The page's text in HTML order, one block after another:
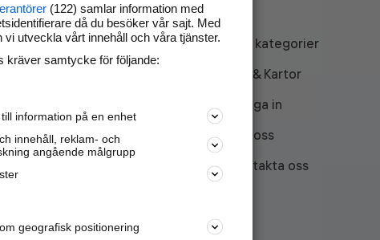
Marknadsför företaget på
nya kunder och
samarbetspartners nära dig.
Läs mer här
Alla kategorier
API & Kartor
Logga in
Om oss
Kontakta oss
(122) samlar information med
då du besöker vår sajt. Med
vi utveckla vårt innehåll och våra tjänster.
kräver samtycke för följande:
information på en enhet
innehåll, reklam- och
angående målgrupp
geografisk positionering